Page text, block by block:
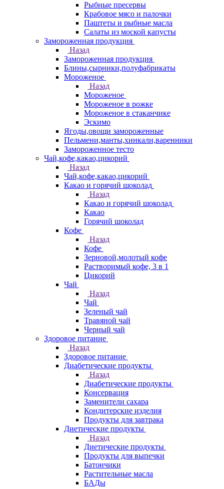
Рыбные пресервы
Крабовое мясо и палочки
Паштеты и рыбные масла
Салаты из моской капусты
Замороженная продукция
Назад
Замороженная продукция
Блины,сырники,полуфабрикаты
Мороженое
Назад
Мороженое
Мороженое в рожке
Мороженое в стаканчике
Эскимо
Ягоды,овощи замороженные
Пельмени,манты,хинкали,варенники
Замороженное тесто
Чай,кофе,какао,цикорий
Назад
Чай,кофе,какао,цикорий
Какао и горячий шоколад
Назад
Какао и горячий шоколад
Какао
Горячий шоколад
Кофе
Назад
Кофе
Зерновой,молотый кофе
Растворимый кофе, 3 в 1
Цикорий
Чай
Назад
Чай
Зеленый чай
Травяной чай
Черный чай
Здоровое питание
Назад
Здоровое питание
Диабетические продукты
Назад
Диабетические продукты
Консервация
Заменители сахара
Кондитерские изделия
Продукты для завтрака
Диетические продукты
Назад
Диетические продукты
Продукты для выпечки
Батончики
Растительные масла
БАДы